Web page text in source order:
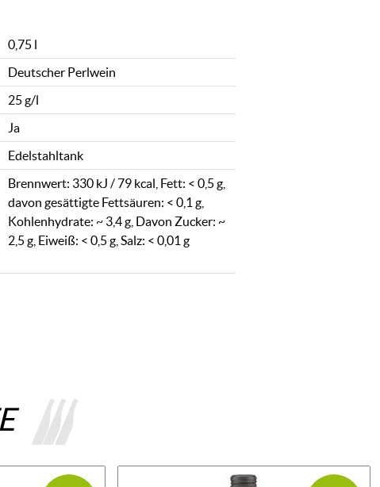
0,75 l
Deutscher Perlwein
25 g/l
Ja
Edelstahltank
Brennwert: 330 kJ / 79 kcal, Fett: < 0,5 g,
davon gesättigte Fettsäuren: < 0,1 g,
Kohlenhydrate: ~ 3,4 g, Davon Zucker: ~
2,5 g, Eiweiß: < 0,5 g, Salz: < 0,01 g